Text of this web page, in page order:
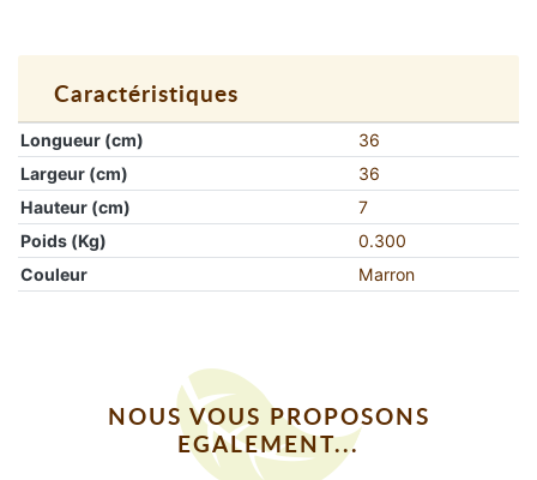
Caractéristiques
Longueur (cm)
36
Largeur (cm)
36
Hauteur (cm)
7
Poids (Kg)
0.300
Couleur
Marron
NOUS VOUS PROPOSONS
EGALEMENT...